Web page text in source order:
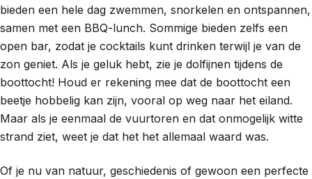
bieden een hele dag zwemmen, snorkelen en ontspannen,
samen met een BBQ-lunch. Sommige bieden zelfs een
open bar, zodat je cocktails kunt drinken terwijl je van de
zon geniet. Als je geluk hebt, zie je dolfijnen tijdens de
boottocht! Houd er rekening mee dat de boottocht een
beetje hobbelig kan zijn, vooral op weg naar het eiland.
Maar als je eenmaal de vuurtoren en dat onmogelijk witte
strand ziet, weet je dat het het allemaal waard was.
Of je nu van natuur, geschiedenis of gewoon een perfecte